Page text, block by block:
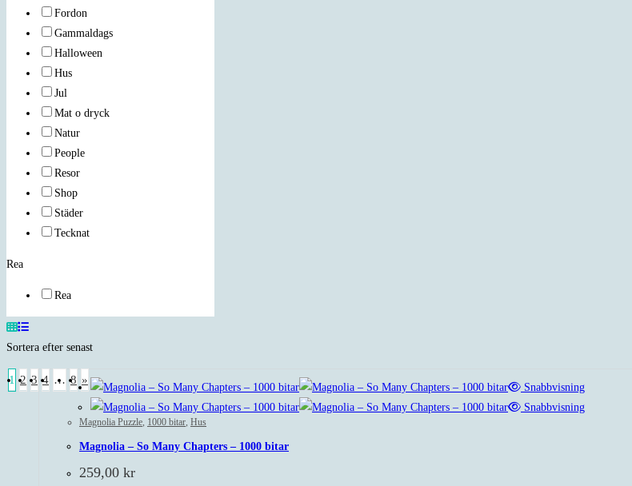
Fordon
Gammaldags
Halloween
Hus
Jul
Mat o dryck
Natur
People
Resor
Shop
Städer
Tecknat
Rea
Rea
Sortera efter senast
1 2 3 4 … 8 »
Snabbvisning
Snabbvisning
Magnolia Puzzle, 1000 bitar, Hus
Magnolia – So Many Chapters – 1000 bitar
259,00 kr